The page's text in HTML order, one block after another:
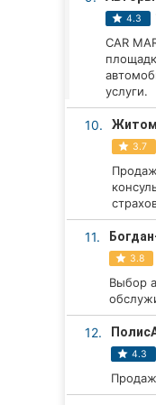
Черновцы
Ивано-Франковск
4.3
CAR
услуги.
10.
3.7
11.
3.8
Выбор
12.
4.3